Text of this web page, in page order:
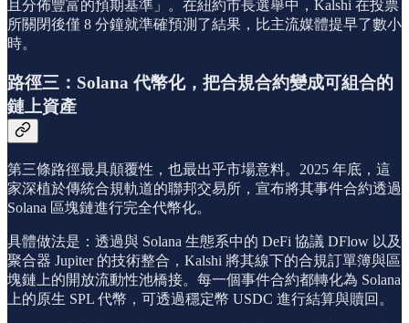
且分佈豐富的預期基準」。在紐約市長選舉中，Kalshi 在投票
所關閉後僅 8 分鐘就準確預測了結果，比主流媒體提早了數小
時。
路徑三：Solana 代幣化，把合規合約變成可組合的
鏈上資產
第三條路徑最具顛覆性，也最出乎市場意料。2025 年底，這
家深植於傳統合規軌道的聯邦交易所，宣布將其事件合約透過
Solana 區塊鏈進行完全代幣化。
具體做法是：透過與 Solana 生態系中的 DeFi 協議 DFlow 以及
聚合器 Jupiter 的技術整合，Kalshi 將其線下的合規訂單簿與區
塊鏈上的開放流動性池橋接。每一個事件合約都轉化為 Solana
上的原生 SPL 代幣，可透過穩定幣 USDC 進行結算與贖回。